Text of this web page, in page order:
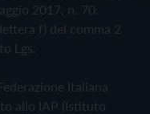
2017, n. 70.
f) del comma 2
Lgs.
Italiana
allo IAP (Istituto